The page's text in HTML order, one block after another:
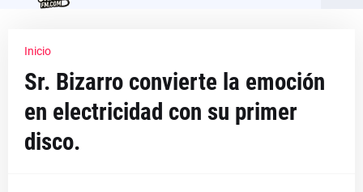
Inicio
Sr. Bizarro convierte la emoción
en electricidad con su primer
disco.